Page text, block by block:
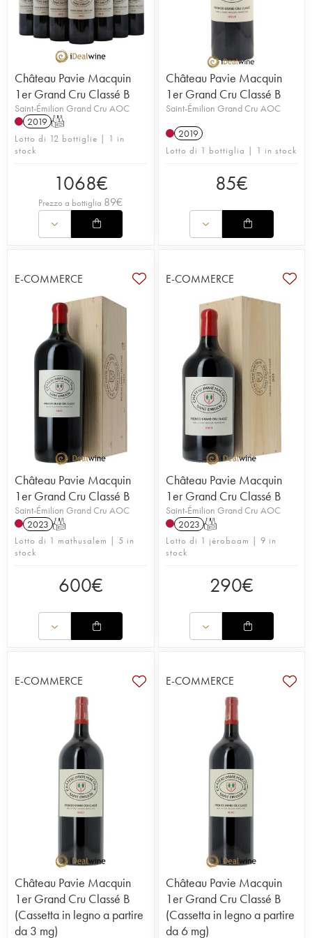
Per saperne di più sulla tenuta,
leggi l'articolo del
blog su Château Pavie Macquin.
Château Pavie Macquin
1er Grand Cru Classé B
Saint-Émilion Grand Cru AOC
2019 T
Lotto di 12 bottiglie | 1 in
stock
1068€
Prezzo a bottiglia 89€
Château Pavie Macquin
1er Grand Cru Classé B
Saint-Émilion Grand Cru AOC
2019
Lotto di 1 bottiglia | 1 in stock
85€
E-COMMERCE
Château Pavie Macquin
1er Grand Cru Classé B
Saint-Émilion Grand Cru AOC
2023 T
Lotto di 1 mathusalem | 5 in
stock
600€
E-COMMERCE
Château Pavie Macquin
1er Grand Cru Classé B
Saint-Émilion Grand Cru AOC
2023 T
Lotto di 1 jéroboam | 9 in
stock
290€
E-COMMERCE
Château Pavie Macquin
1er Grand Cru Classé B
(Cassetta in legno a partire
da 3 mg)
E-COMMERCE
Château Pavie Macquin
1er Grand Cru Classé B
(Cassetta in legno a partire
da 6 mg)